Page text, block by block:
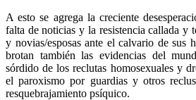
A esto se agrega la creciente
falta de noticias y la resistencia callada y
y novias/esposas ante el calvario de sus
brotan también las evidencias del
sórdido de los reclutas homosexuales y
el paroxismo por guardias y otros
resquebrajamiento psíquico.